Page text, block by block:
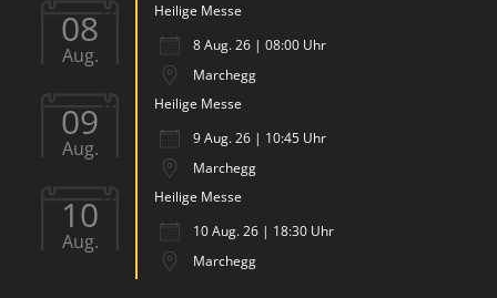
08
Aug.
Heilige Messe
8 Aug. 26 | 08:00 Uhr
Marchegg
09
Aug.
Heilige Messe
9 Aug. 26 | 10:45 Uhr
Marchegg
10
Aug.
Heilige Messe
10 Aug. 26 | 18:30 Uhr
Marchegg